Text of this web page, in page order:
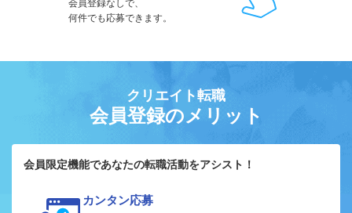
会員登録なしで、
何件でも応募できます。
クリエイト転職
会員登録のメリット
会員限定機能であなたの転職活動をアシスト！
カンタン応募